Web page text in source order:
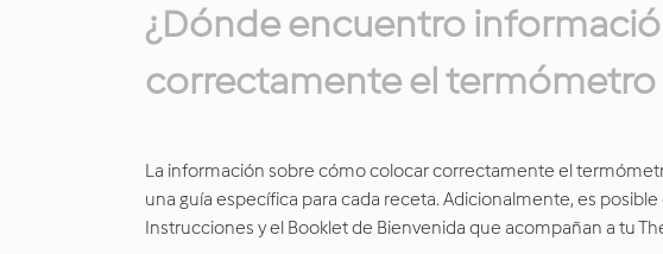
¿Dónde encuentro
correctamente el termómetro
La información sobre cómo colocar correctamente el
una guía específica para cada receta. Adicionalmente, es
Instrucciones y el Booklet de Bienvenida que acompañan a tu